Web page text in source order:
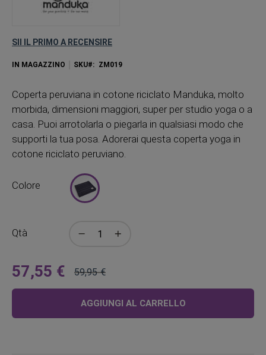
SII IL PRIMO A RECENSIRE
IN MAGAZZINO SKU ZM019
Coperta peruviana in cotone riciclato Manduka, molto
morbida, dimensioni maggiori, super per studio yoga o a
casa. Puoi arrotolarla o piegarla in qualsiasi modo che
supporti la tua posa. Adorerai questa coperta yoga in
cotone riciclato peruviano.
Colore
Qtà
A
partire
57,55 €
Prezzo
59,95 €
AGGIUNGI AL CARRELLO